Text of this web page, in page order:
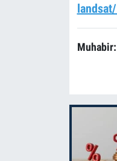
landsat/
Muhabir: